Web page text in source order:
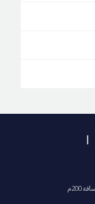
|
اخرج من مخرج 1 من محطة شينسا (خط 3) و امشِ بشكل مستقيم لمسافة 200م